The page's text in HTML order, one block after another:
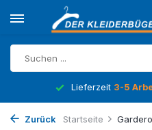
Lieferzeit 3-5
Zurück Startseite